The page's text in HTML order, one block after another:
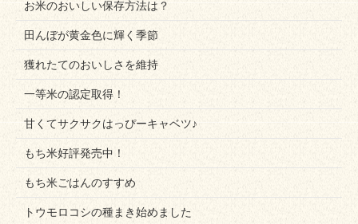
お米のおいしい保存方法は？
田んぼが黄金色に輝く季節
獲れたてのおいしさを維持
一等米の認定取得！
甘くてサクサクはっぴーキャベツ♪
もち米好評発売中！
もち米ごはんのすすめ
トウモロコシの種まき始めました